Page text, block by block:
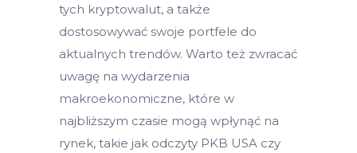
tych kryptowalut, a także
dostosowywać swoje portfele do
aktualnych trendów. Warto też zwracać
uwagę na wydarzenia
makroekonomiczne, które w
najbliższym czasie mogą wpłynąć na
rynek, takie jak odczyty PKB USA czy